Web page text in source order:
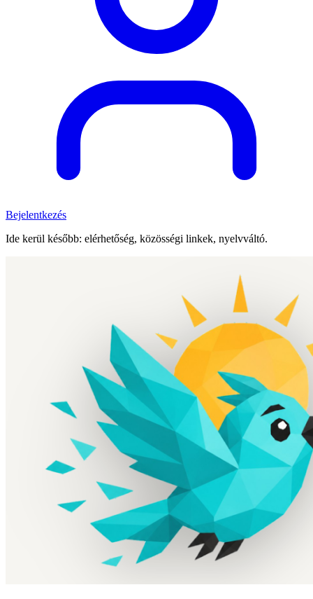
Bejelentkezés
Ide kerül később: elérhetőség, közösségi linkek, nyelvváltó.